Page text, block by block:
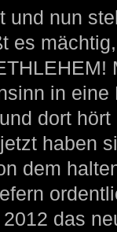
und nun
es
in
dort
haben
dem
das